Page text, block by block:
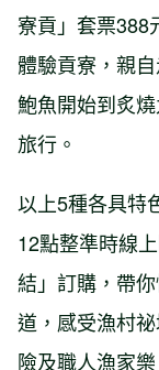
寮貢」套票388
體驗貢寮，親
鮑魚開始到炙
旅行。
以上5種各具特
12點整準時線
結」訂購，帶
道，感受漁村
險及職人漁家